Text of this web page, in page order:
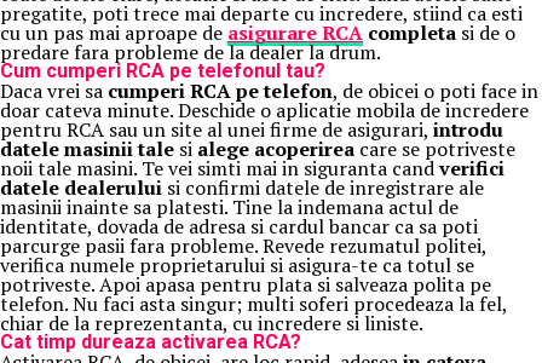
pregatite, poti trece mai departe cu incredere, stiind ca esti
cu un pas mai aproape de asigurare RCA completa si de o
predare fara probleme de la dealer la drum.
Cum cumperi RCA pe telefonul tau?
Daca vrei sa cumperi RCA pe telefon, de obicei o poti face in
doar cateva minute. Deschide o aplicatie mobila de incredere
pentru RCA sau un site al unei firme de asigurari, introdu
datele masinii tale si alege acoperirea care se potriveste
noii tale masini. Te vei simti mai in siguranta candverifici
datele dealerului si confirmi datele de inregistrare ale
masinii inainte sa platesti. Tine la indemana actul de
identitate, dovada de adresa si cardul bancar ca sa poti
parcurge pasii fara probleme. Revede rezumatul politei,
verifica numele proprietarului si asigura-te ca totul se
potriveste. Apoi apasa pentru plata si salveaza polita pe
telefon. Nu faci asta singur; multi soferi procedeaza la fel,
chiar de la reprezentanta, cu incredere si liniste.
Cat timp dureaza activarea RCA?